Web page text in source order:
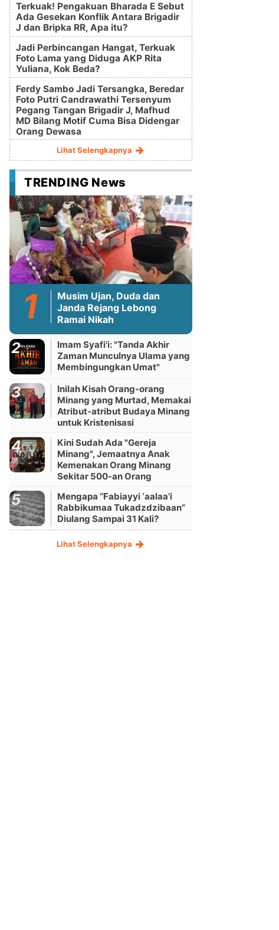
Terkuak! Pengakuan Bharada E Sebut
Ada Gesekan Konflik Antara Brigadir
J dan Bripka RR, Apa itu?
Jadi Perbincangan Hangat, Terkuak
Foto Lama yang Diduga AKP Rita
Yuliana, Kok Beda?
Ferdy Sambo Jadi Tersangka, Beredar
Foto Putri Candrawathi Tersenyum
Pegang Tangan Brigadir J, Mafhud
MD Bilang Motif Cuma Bisa Didengar
Orang Dewasa
Lihat Selengkapnya
TRENDING News
Musim Ujan, Duda dan
Janda Rejang Lebong
Ramai Nikah
Imam Syafi'i: "Tanda Akhir
Zaman Munculnya Ulama yang
Membingungkan Umat"
Inilah Kisah Orang-orang
Minang yang Murtad, Memakai
Atribut-atribut Budaya Minang
untuk Kristenisasi
Kini Sudah Ada "Gereja
Minang", Jemaatnya Anak
Kemenakan Orang Minang
Sekitar 500-an Orang
Mengapa “Fabiayyi ‘aalaa’i
Rabbikumaa Tukadzdzibaan”
Diulang Sampai 31 Kali?
Lihat Selengkapnya